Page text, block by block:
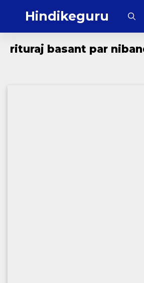
Hindikeguru
rituraj basant par